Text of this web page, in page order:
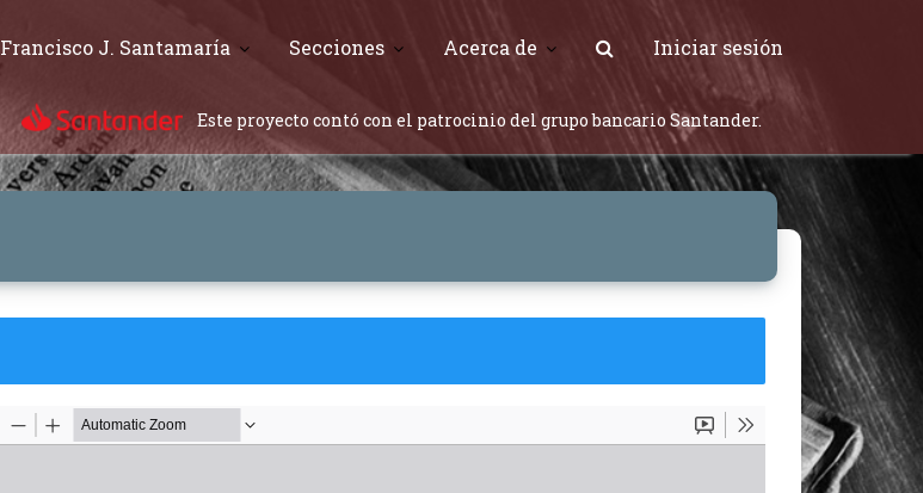
Francisco J. Santamaría Secciones Acerca de Iniciar sesión
Este proyecto contó con el patrocinio del grupo bancario Santander.